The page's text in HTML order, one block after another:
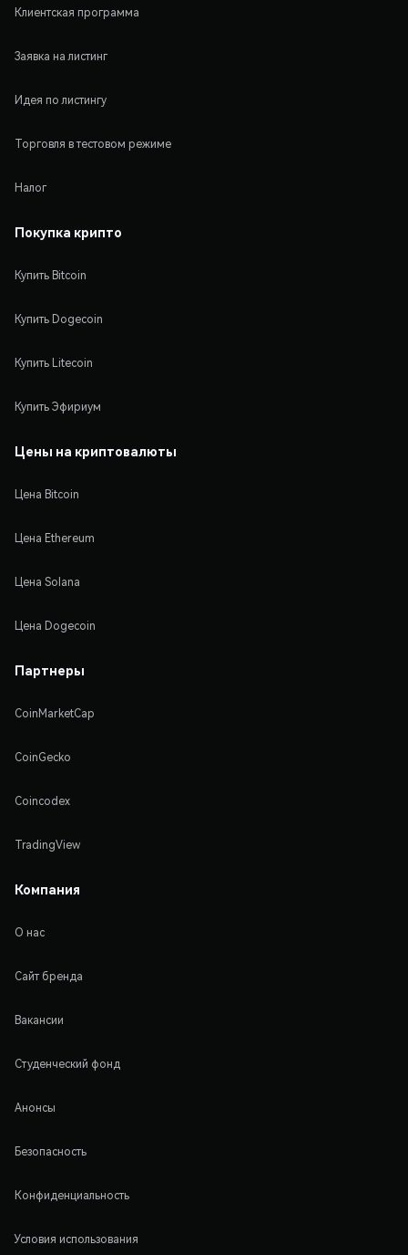
Клиентская программа
Заявка на листинг
Идея по листингу
Торговля в тестовом режиме
Налог
Покупка крипто
Купить Bitcoin
Купить Dogecoin
Купить Litecoin
Купить Эфириум
Цены на криптовалюты
Цена Bitcoin
Цена Ethereum
Цена Solana
Цена Dogecoin
Партнеры
CoinMarketCap
CoinGecko
Coincodex
TradingView
Компания
О нас
Сайт бренда
Вакансии
Студенческий фонд
Анонсы
Безопасность
Конфиденциальность
Условия использования